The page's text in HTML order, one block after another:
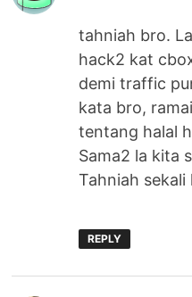
tahniah bro.
hack2 kat
demi traffic
kata bro,
tentang halal
Sama2 la kita
Tahniah sekali
REPLY